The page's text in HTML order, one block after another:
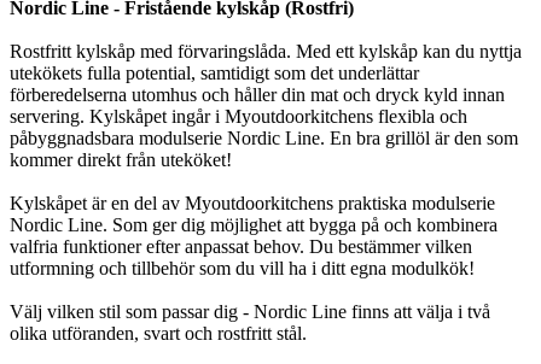
Nordic Line - Fristående kylskåp (Rostfri)
Rostfritt kylskåp med förvaringslåda. Med ett kylskåp kan du nyttja
utekökets fulla potential, samtidigt som det underlättar
förberedelserna utomhus och håller din mat och dryck kyld innan
servering. Kylskåpet ingår i Myoutdoorkitchens flexibla och
påbyggnadsbara modulserie Nordic Line. En bra grillöl är den som
kommer direkt från uteköket!
Kylskåpet är en del av Myoutdoorkitchens praktiska modulserie
Nordic Line. Som ger dig möjlighet att bygga på och kombinera
valfria funktioner efter anpassat behov. Du bestämmer vilken
utformning och tillbehör som du vill ha i ditt egna modulkök!
Välj vilken stil som passar dig - Nordic Line finns att välja i två
olika utföranden, svart och rostfritt stål.